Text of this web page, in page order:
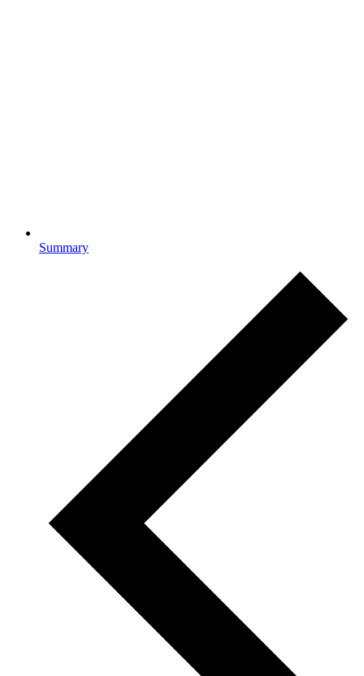
Summary